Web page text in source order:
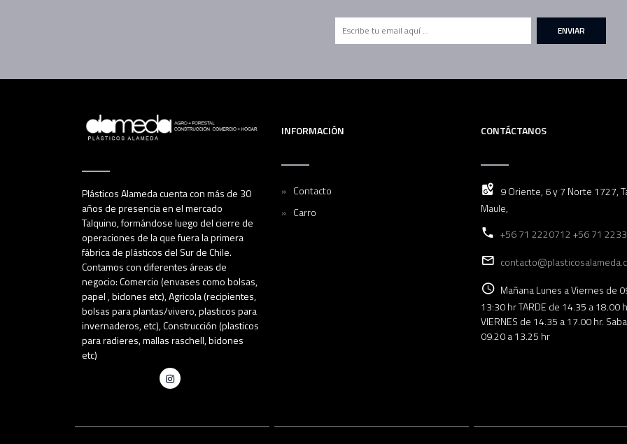
ENVIAR
Plásticos Alameda cuenta con más de 30
años de presencia en el mercado
Talquino, formándose luego del cierre de
operaciones de la que fuera la primera
fábrica de plásticos del Sur de Chile.
Contamos con diferentes áreas de
negocio: Comercio (envases como bolsas,
papel , bidones etc), Agricola (recipientes,
bolsas para plantas/vivero, plasticos para
invernaderos, etc), Construcción (plasticos
para radieres, mallas raschell, bidones
etc)
INFORMACIÓN
Contacto
Carro
CONTÁCTANOS
9 Oriente, 6 y 7 Norte 1727,
Maule,
+56 71 2220712 +56 71
Mañana Lunes a Viernes de
13:30 hr TARDE de 14.35 a 18.00
VIERNES de 14.35 a 17.00 hr.
09.20 a 13.25 hr